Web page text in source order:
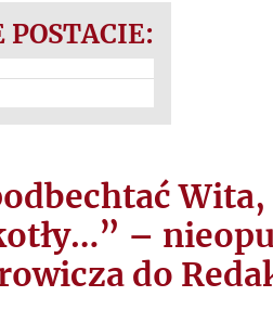
POSTACIE:
Wita,
–
do